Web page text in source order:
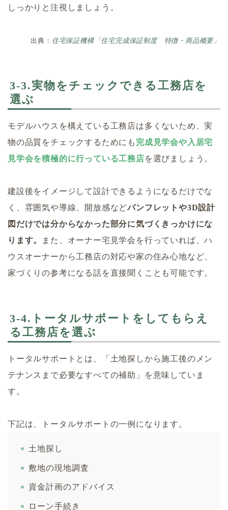
しっかりと注視しましょう。
出典： 住宅保証機構「住宅完成保証制度 特徴・商品概要」
3-3.実物をチェックできる工務店を
選ぶ
モデルハウスを構えている工務店は多くないため、実
物の品質をチェックするためにも 完成見学会や入居宅
見学会を積極的に行っている工務店 を選びましょう。
建設後をイメージして設計できるようになるだけでな
く、雰囲気や導線、開放感などパンフレットや3D設計
図だけでは分からなかった部分に気づくきっかけにな
ります。
また、オーナー宅見学会を行っていれば、ハ
ウスオーナーから工務店の対応や家の住み心地など、
家づくりの参考になる話を直接聞くことも可能です。
3-4.トータルサポートをしてもらえ
る工務店を選ぶ
トータルサポートとは、「土地探しから施工後のメン
テナンスまで必要なすべての補助」を意味していま
す。
下記は、トータルサポートの一例になります。
土地探し
敷地の現地調査
資金計画のアドバイス
ローン手続き